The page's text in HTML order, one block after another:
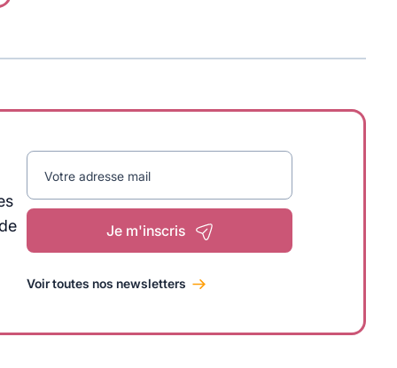
Votre adresse mail
Je m'inscris
Voir toutes nos newsletters